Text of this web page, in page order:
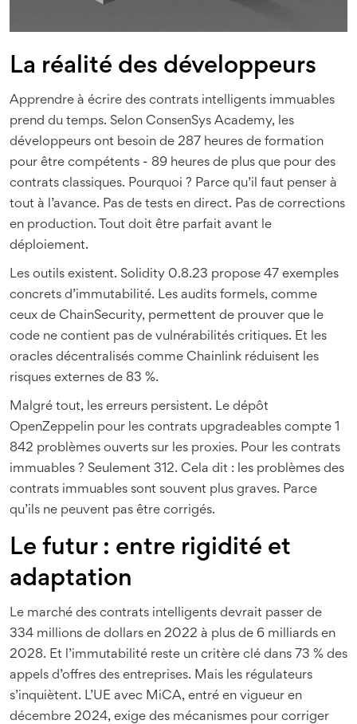
La réalité des développeurs
Apprendre à écrire des contrats intelligents immuables
prend du temps. Selon ConsenSys Academy, les
développeurs ont besoin de 287 heures de formation
pour être compétents - 89 heures de plus que pour des
contrats classiques. Pourquoi ? Parce qu’il faut penser à
tout à l’avance. Pas de tests en direct. Pas de corrections
en production. Tout doit être parfait avant le
déploiement.
Les outils existent. Solidity 0.8.23 propose 47 exemples
concrets d’immutabilité. Les audits formels, comme
ceux de ChainSecurity, permettent de prouver que le
code ne contient pas de vulnérabilités critiques. Et les
oracles décentralisés comme Chainlink réduisent les
risques externes de 83 %.
Malgré tout, les erreurs persistent. Le dépôt
OpenZeppelin pour les contrats upgradeables compte 1
842 problèmes ouverts sur les proxies. Pour les contrats
immuables ? Seulement 312. Cela dit : les problèmes des
contrats immuables sont souvent plus graves. Parce
qu’ils ne peuvent pas être corrigés.
Le futur : entre rigidité et
adaptation
Le marché des contrats intelligents devrait passer de
334 millions de dollars en 2022 à plus de 6 milliards en
2028. Et l’immutabilité reste un critère clé dans 73 % des
appels d’offres des entreprises. Mais les régulateurs
s’inquiètent. L’UE avec MiCA, entré en vigueur en
décembre 2024, exige des mécanismes pour corriger